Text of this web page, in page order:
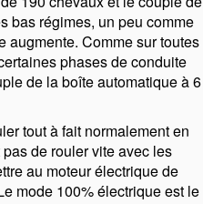
bas régimes, un peu comme
augmente. Comme sur toutes
phases de conduite
de la boîte automatique à 6
tout à fait normalement en
de rouler vite avec les
au moteur électrique de
mode 100% électrique est le